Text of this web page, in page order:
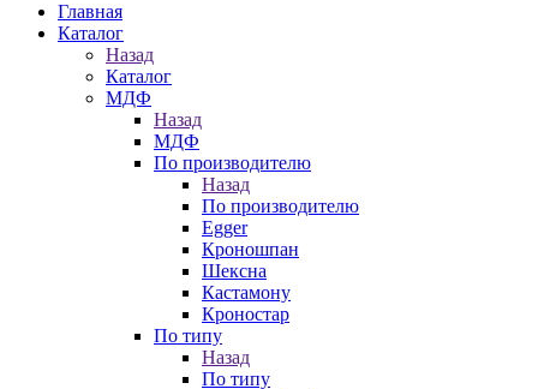
Главная
Каталог
Назад
Каталог
МДФ
Назад
МДФ
По производителю
Назад
По производителю
Egger
Кроношпан
Шексна
Кастамону
Кроностар
По типу
Назад
По типу